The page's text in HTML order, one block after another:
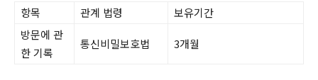
항목 관계 법령
보유기간
방문에 관
한 기록
통신비밀보호법 3개월